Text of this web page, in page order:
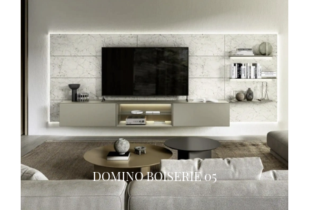
DOMINO BOISERIE 05